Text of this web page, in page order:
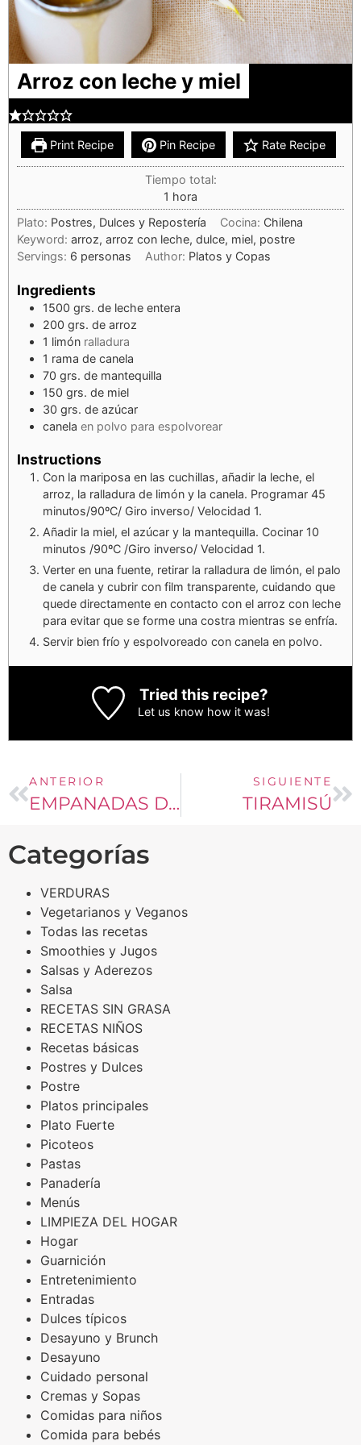
Arroz con leche y miel
Print Recipe Pin Recipe Rate Recipe
Tiempo total:
1 hora
Plato: Postres, Dulces y Repostería Cocina: Chilena
Keyword: arroz, arroz con leche, dulce, miel, postre
Servings: 6 personas Author: Platos y Copas
Ingredients
1500 grs. de leche entera
200 grs. de arroz
1 limón ralladura
1 rama de canela
70 grs. de mantequilla
150 grs. de miel
30 grs. de azúcar
canela en polvo para espolvorear
Instructions
Con la mariposa en las cuchillas, añadir la leche, el
arroz, la ralladura de limón y la canela. Programar 45
minutos/90ºC/ Giro inverso/ Velocidad 1.
Añadir la miel, el azúcar y la mantequilla. Cocinar 10
minutos /90ºC /Giro inverso/ Velocidad 1.
Verter en una fuente, retirar la ralladura de limón, el palo
de canela y cubrir con film transparente, cuidando que
quede directamente en contacto con el arroz con leche
para evitar que se forme una costra mientras se enfría.
Servir bien frío y espolvoreado con canela en polvo.
Tried this recipe?
Let us know how it was!
ANTERIOR
EMPANADAS DE TOMATICÁN
SIGUIENTE
TIRAMISÚ
Categorías
VERDURAS
Vegetarianos y Veganos
Todas las recetas
Smoothies y Jugos
Salsas y Aderezos
Salsa
RECETAS SIN GRASA
RECETAS NIÑOS
Recetas básicas
Postres y Dulces
Postre
Platos principales
Plato Fuerte
Picoteos
Pastas
Panadería
Menús
LIMPIEZA DEL HOGAR
Hogar
Guarnición
Entretenimiento
Entradas
Dulces típicos
Desayuno y Brunch
Desayuno
Cuidado personal
Cremas y Sopas
Comidas para niños
Comida para bebés